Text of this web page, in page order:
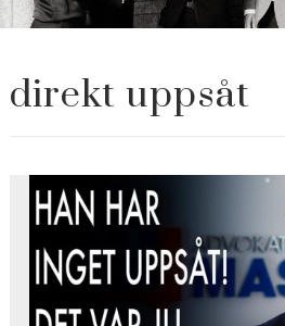
direkt uppsåt